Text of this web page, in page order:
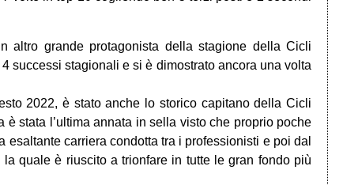
altro grande protagonista della stagione della Cicli
successi stagionali e si è dimostrato ancora una volta
2022, è stato anche lo storico capitano della Cicli
è stata l’ultima annata in sella visto che proprio poche
carriera condotta tra i professionisti e poi dal
quale è riuscito a trionfare in tutte le gran fondo più